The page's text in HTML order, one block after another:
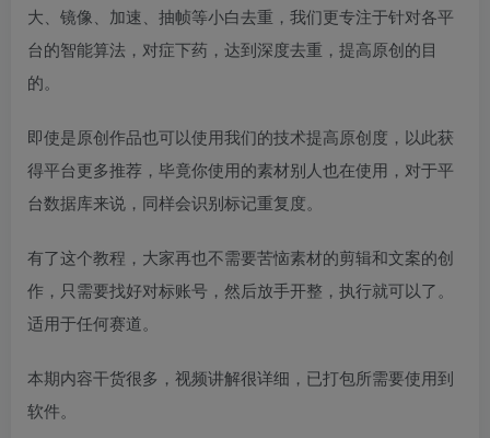
大、镜像、加速、抽帧等小白去重，我们更专注于针对各平
台的智能算法，对症下药，达到深度去重，提高原创的目
的。
即使是原创作品也可以使用我们的技术提高原创度，以此获
得平台更多推荐，毕竟你使用的素材别人也在使用，对于平
台数据库来说，同样会识别标记重复度。
有了这个教程，大家再也不需要苦恼素材的剪辑和文案的创
作，只需要找好对标账号，然后放手开整，执行就可以了。
适用于任何赛道。
本期内容干货很多，视频讲解很详细，已打包所需要使用到
软件。